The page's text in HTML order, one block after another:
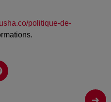
politique-de-